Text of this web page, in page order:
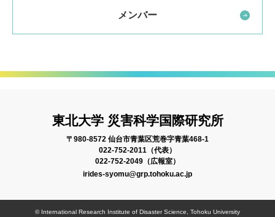
メンバー
東北大学 災害科学国際研究所
〒980-8572 仙台市青葉区荒巻字青葉468-1
022-752-2011（代表）
022-752-2049（広報室）
irides-syomu@grp.tohoku.ac.jp
© International Research Institute of Disaster Science, Tohoku University